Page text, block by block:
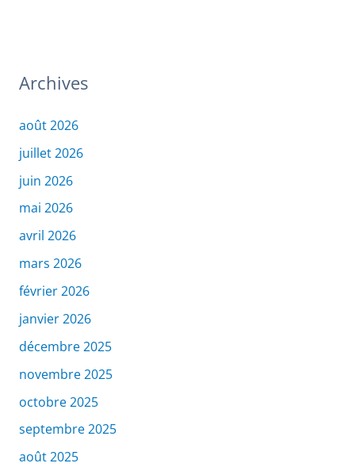
Archives
août 2026
juillet 2026
juin 2026
mai 2026
avril 2026
mars 2026
février 2026
janvier 2026
décembre 2025
novembre 2025
octobre 2025
septembre 2025
août 2025